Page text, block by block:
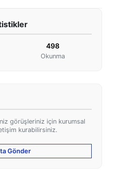
498
Okunma
görüşleriniz için kurumsal
kurabilirsiniz.
Gönder